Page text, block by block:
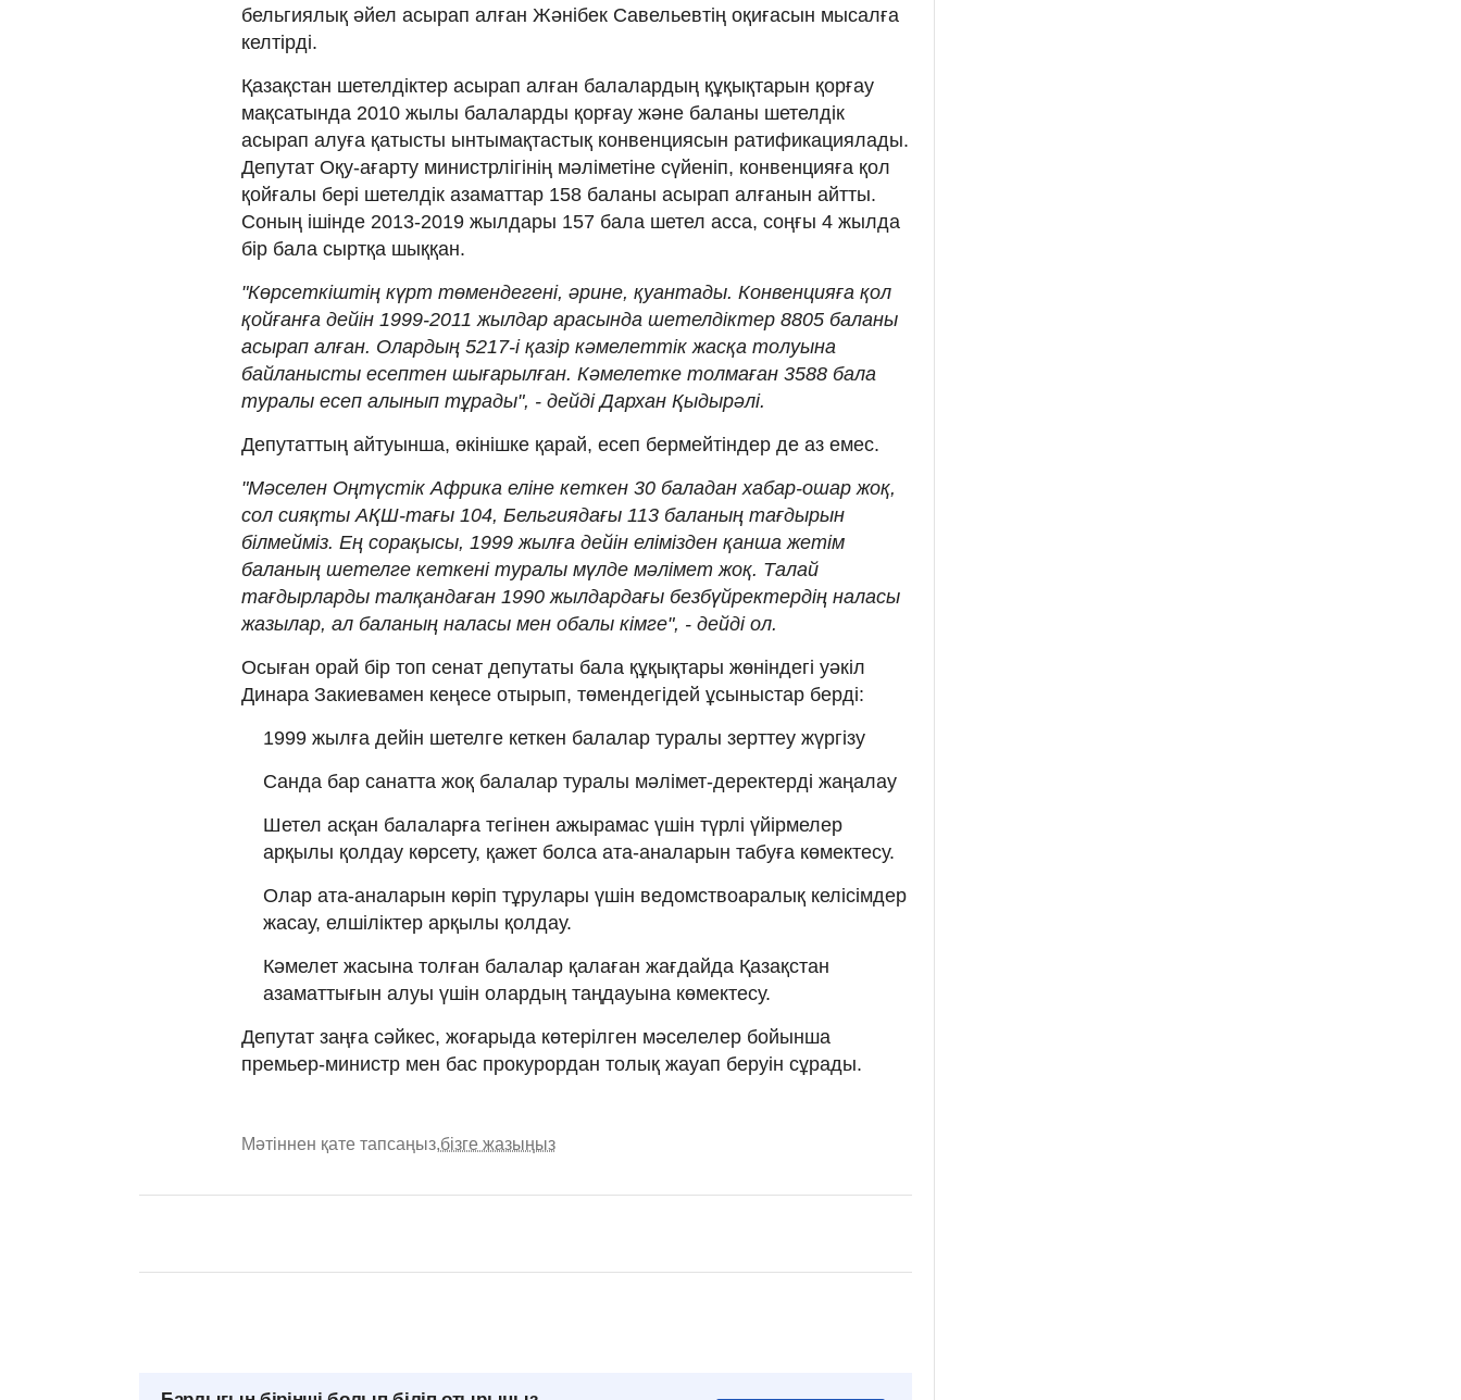
бельгиялық әйел асырап алған Жәнібек Савельевтің оқиғасын мысалға
келтірді.
Қазақстан шетелдіктер асырап алған балалардың құқықтарын қорғау
мақсатында 2010 жылы балаларды қорғау және баланы шетелдік
асырап алуға қатысты ынтымақтастық конвенциясын ратификациялады.
Депутат Оқу-ағарту министрлігінің мәліметіне сүйеніп, конвенцияға қол
қойғалы бері шетелдік азаматтар 158 баланы асырап алғанын айтты.
Соның ішінде 2013-2019 жылдары 157 бала шетел асса, соңғы 4 жылда
бір бала сыртқа шыққан.
"Көрсеткіштің күрт төмендегені, әрине, қуантады. Конвенцияға қол
қойғанға дейін 1999-2011 жылдар арасында шетелдіктер 8805 баланы
асырап алған. Олардың 5217-і қазір кәмелеттік жасқа толуына
байланысты есептен шығарылған. Кәмелетке толмаған 3588 бала
туралы есеп алынып тұрады", - дейді Дархан Қыдырәлі.
Депутаттың айтуынша, өкінішке қарай, есеп бермейтіндер де аз емес.
"Мәселен Оңтүстік Африка еліне кеткен 30 баладан хабар-ошар жоқ,
сол сияқты АҚШ-тағы 104, Бельгиядағы 113 баланың тағдырын
білмейміз. Ең сорақысы, 1999 жылға дейін елімізден қанша жетім
баланың шетелге кеткені туралы мүлде мәлімет жоқ. Талай
тағдырларды талқандаған 1990 жылдардағы безбүйректердің наласы
жазылар, ал баланың наласы мен обалы кімге", - дейді ол.
Осыған орай бір топ сенат депутаты бала құқықтары жөніндегі уәкіл
Динара Закиевамен кеңесе отырып, төмендегідей ұсыныстар берді:
1999 жылға дейін шетелге кеткен балалар туралы зерттеу жүргізу
Санда бар санатта жоқ балалар туралы мәлімет-деректерді жаңалау
Шетел асқан балаларға тегінен ажырамас үшін түрлі үйірмелер
арқылы қолдау көрсету, қажет болса ата-аналарын табуға көмектесу.
Олар ата-аналарын көріп тұрулары үшін ведомствоаралық келісімдер
жасау, елшіліктер арқылы қолдау.
Кәмелет жасына толған балалар қалаған жағдайда Қазақстан
азаматтығын алуы үшін олардың таңдауына көмектесу.
Депутат заңға сәйкес, жоғарыда көтерілген мәселелер бойынша
премьер-министр мен бас прокурордан толық жауап беруін сұрады.
Мәтіннен қате тапсаңыз,бізге жазыңыз